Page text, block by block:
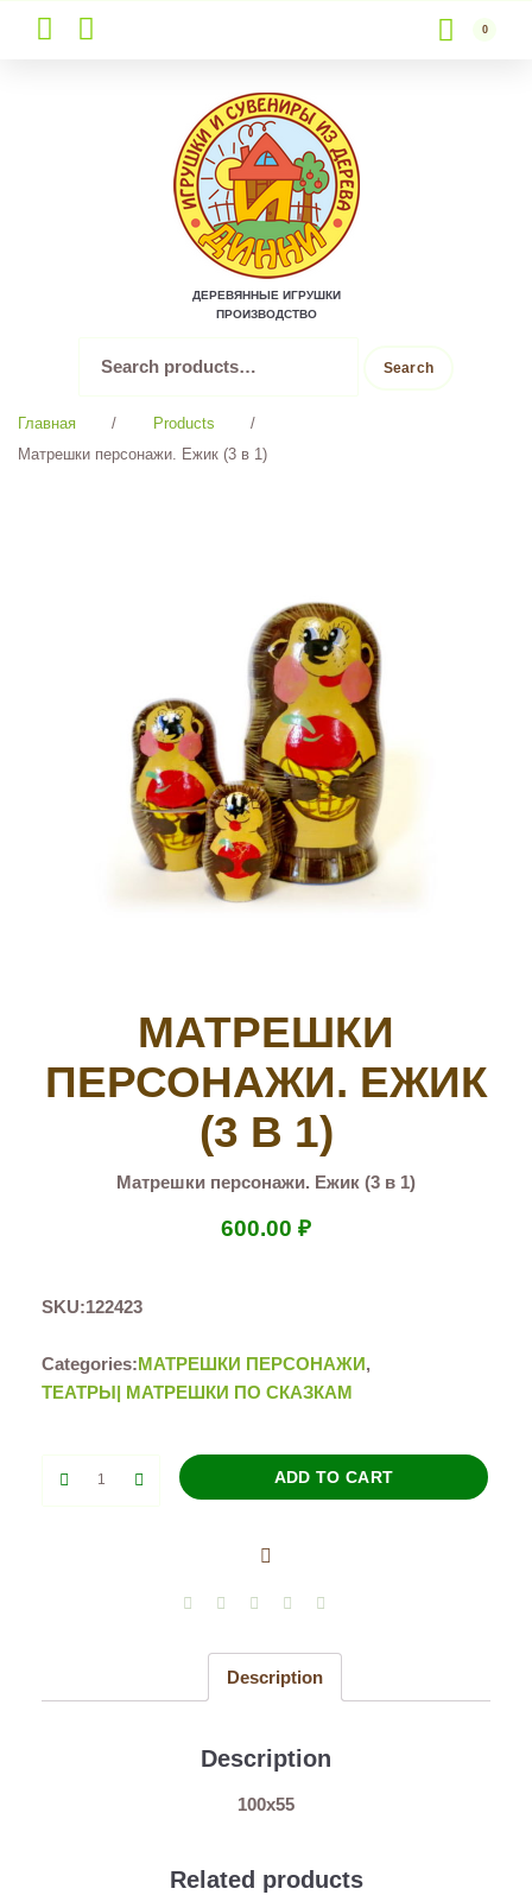
to
content
0
ДЕРЕВЯННЫЕ ИГРУШКИ
ПРОИЗВОДСТВО
for:
Search
Главная / Products
/
Матрешки персонажи. Ежик (3 в 1)
МАТРЕШКИ
ПЕРСОНАЖИ. ЕЖИК
(3 В 1)
Матрешки персонажи. Ежик (3 в 1)
600.00 ₽
SKU:122423
Categories:МАТРЕШКИ ПЕРСОНАЖИ,
ТЕАТРЫ| МАТРЕШКИ ПО СКАЗКАМ
ADD TO CART
Description
Description
100х55
Related products